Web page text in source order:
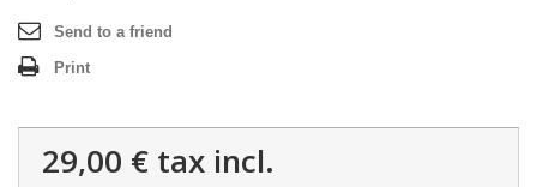
Send to a friend
Print
29,00 € tax incl.